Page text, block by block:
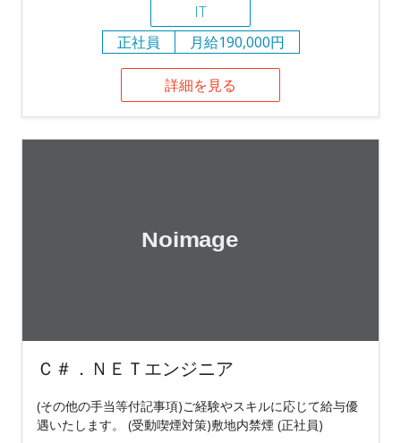
IT
正社員
月給190,000円
詳細を見る
Ｃ＃．ＮＥＴエンジニア
(その他の手当等付記事項)ご経験やスキルに応じて給与優
遇いたします。 (受動喫煙対策)敷地内禁煙 (正社員)